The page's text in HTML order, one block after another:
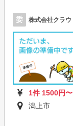
委 株式会社クラ
1件 1500円
潟上市